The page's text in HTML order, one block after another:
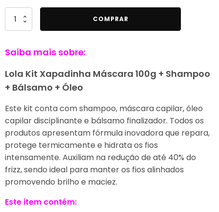
Quantidade
de
Kit
Máscara
100g
Shampoo
+
Bálsamo
+
Óleo
COMPRAR
Saiba mais sobre:
Lola Kit Xapadinha Máscara 100g + Shampoo
+ Bálsamo + Óleo
Este kit conta com shampoo, máscara capilar, óleo
capilar disciplinante e bálsamo finalizador. Todos os
produtos apresentam fórmula inovadora que repara,
protege termicamente e hidrata os fios
intensamente. Auxiliam na redução de até 40% do
frizz, sendo ideal para manter os fios alinhados
promovendo brilho e maciez.
Este item contém: